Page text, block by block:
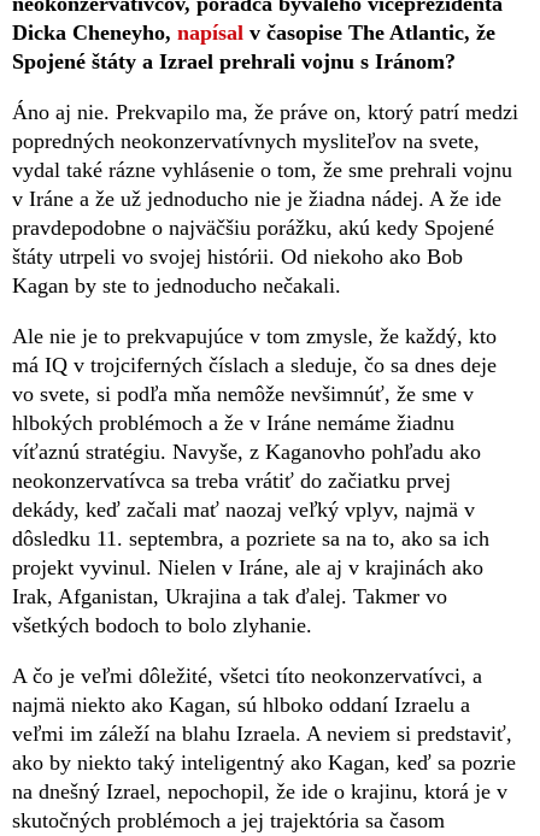
Dicka Cheneyho, napísal v časopise The Atlantic, že
Spojené štáty a Izrael prehrali vojnu s Iránom?
Áno aj nie. Prekvapilo ma, že práve on, ktorý patrí medzi
popredných neokonzervatívnych mysliteľov na svete,
vydal také rázne vyhlásenie o tom, že sme prehrali vojnu
v Iráne a že už jednoducho nie je žiadna nádej. A že ide
pravdepodobne o najväčšiu porážku, akú kedy Spojené
štáty utrpeli vo svojej histórii. Od niekoho ako Bob
Kagan by ste to jednoducho nečakali.
Ale nie je to prekvapujúce v tom zmysle, že každý, kto
má IQ v trojciferných číslach a sleduje, čo sa dnes deje
vo svete, si podľa mňa nemôže nevšimnúť, že sme v
hlbokých problémoch a že v Iráne nemáme žiadnu
víťaznú stratégiu. Navyše, z Kaganovho pohľadu ako
neokonzervatívca sa treba vrátiť do začiatku prvej
dekády, keď začali mať naozaj veľký vplyv, najmä v
dôsledku 11. septembra, a pozriete sa na to, ako sa ich
projekt vyvinul. Nielen v Iráne, ale aj v krajinách ako
Irak, Afganistan, Ukrajina a tak ďalej. Takmer vo
všetkých bodoch to bolo zlyhanie.
A čo je veľmi dôležité, všetci títo neokonzervatívci, a
najmä niekto ako Kagan, sú hlboko oddaní Izraelu a
veľmi im záleží na blahu Izraela. A neviem si predstaviť,
ako by niekto taký inteligentný ako Kagan, keď sa pozrie
na dnešný Izrael, nepochopil, že ide o krajinu, ktorá je v
skutočných problémoch a jej trajektória sa časom